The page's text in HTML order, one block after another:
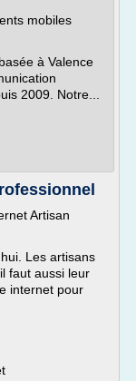
mobiles
à Valence
2009. Notre...
Artisan
Les artisans
faut aussi leur
internet pour